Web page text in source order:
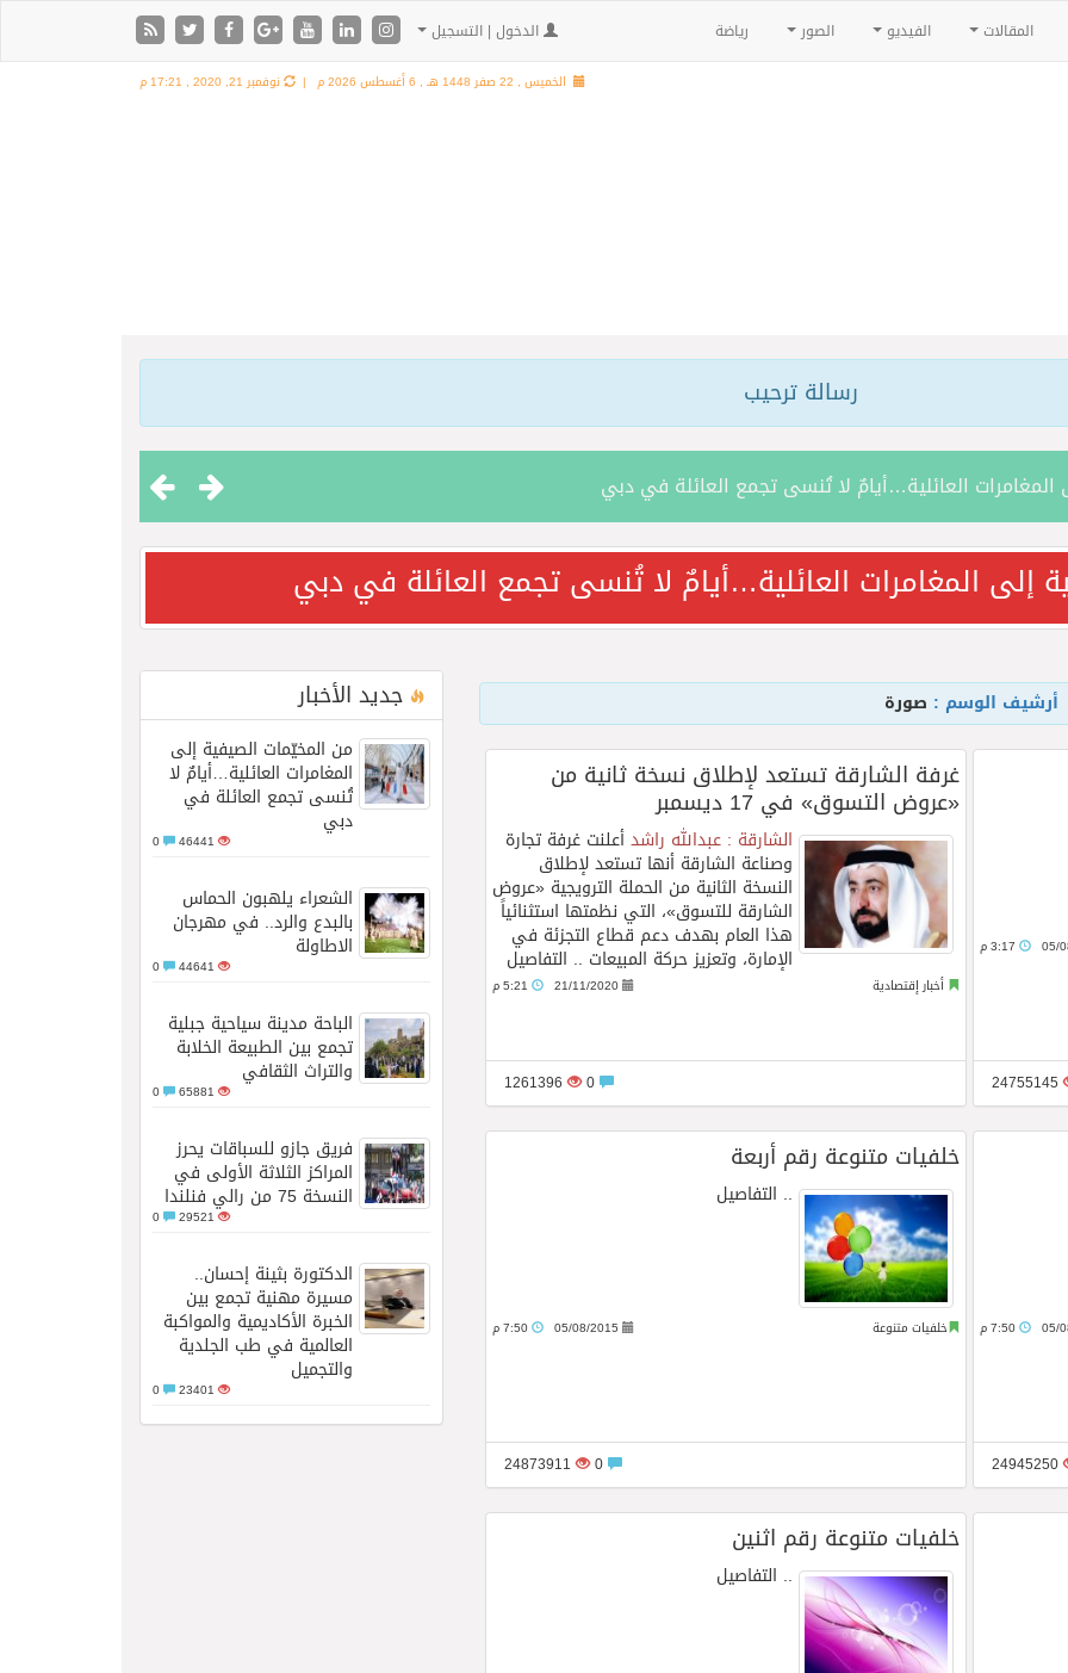
المقالات الفيديو الصور رياضة الدخول | التسجيل
الخميس , 22 صفر 1448 هـ , 6 أغسطس 2026 م | نوفمبر 21, 2020 , 17:21 م
رسالة ترحيب
العائلية…أيامٌ لا تُنسى تجمع العائلة في دبي
والرد.. في مهرجان الاطاولة
تجمع بين الطبيعة الخلابة والتراث الثقافي
الأولى في النسخة 75 من رالي فنلندا
مهنية تجمع بين الخبرة الأكاديمية والمواكبة العالمية في طب الجلدية والتجميل
متخصصة في الجلدية والتجميل بمركز ابتسامة النجوم بالرياض
تطبيق آيڤي بالتزامن مع حملة العودة إلى المدارس
تستقبل الزوار وتقدّم لهم مزيجًا من الطبيعة
كرنفال للعودة إلى المدارس في بالم جميرا مول
وإبهار ساحر على بحر العرب والطبيعة الخلابة في ظفار
إلى المغامرات العائلية…أيامٌ لا تُنسى تجمع العائلة في دبي
جديد الأخبار
من المخيّمات الصيفية إلى
المغامرات العائلية…أيامٌ لا
تُنسى تجمع العائلة في
دبي
46441
الشعراء يلهبون الحماس
بالبدع والرد.. في مهرجان
الاطاولة
44641
الباحة مدينة سياحية جبلية
تجمع بين الطبيعة الخلابة
والتراث الثقافي
65881
فريق جازو للسباقات يحرز
المراكز الثلاثة الأولى في
النسخة 75 من رالي فنلندا
29521
الدكتورة بثينة إحسان..
مسيرة مهنية تجمع بين
الخبرة الأكاديمية والمواكبة
العالمية في طب الجلدية
والتجميل
23401
أرشيف الوسم : صورة
غرفة الشارقة تستعد لإطلاق نسخة ثانية من
«عروض التسوق» في 17 ديسمبر
الشارقة : عبدالله راشدأعلنت غرفة تجارة
وصناعة الشارقة أنها تستعد لإطلاق
النسخة الثانية من الحملة الترويجية «عروض
الشارقة للتسوق»، التي نظمتها استثنائياً
هذا العام بهدف دعم قطاع التجزئة في
الإمارة، وتعزيز حركة المبيعات .. التفاصيل
أخبار إقتصادية 21/11/2020
1261396
05/ 3:17 م
24755145
خلفيات متنوعة رقم أربعة
.. التفاصيل
خلفيات متنوعة 05/08/2015
24873911
05/ 7:50 م
24945250
خلفيات متنوعة رقم اثنين
.. التفاصيل